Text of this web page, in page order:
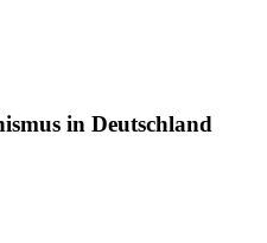
in Deutschland